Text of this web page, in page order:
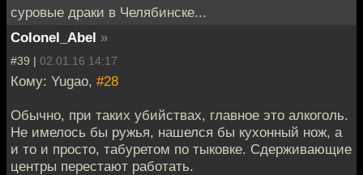
суровые драки в Челябинске...
Colonel_Abel »
#39 | 02.01.16 14:17
Кому: Yugao, #28
Обычно, при таких убийствах, главное это алкоголь.
Не имелось бы ружья, нашелся бы кухонный нож, а
и то и просто, табуретом по тыковке. Сдерживающие
центры перестают работать.